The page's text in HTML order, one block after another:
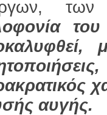
αυγής.